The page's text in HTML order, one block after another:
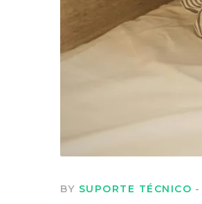
BY SUPORTE TÉCNICO